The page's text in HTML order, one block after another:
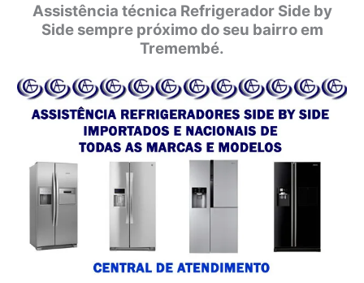
Assistência técnica Refrigerador Side by
Side sempre próximo do seu bairro em
Tremembé.